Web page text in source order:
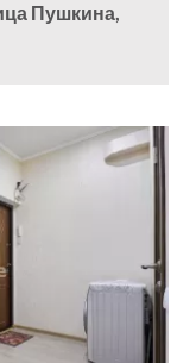
Пушкина,